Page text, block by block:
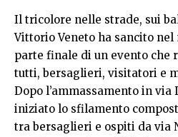
Il tricolore nelle strade, sui
Vittorio Veneto ha sancito
parte finale di un evento che
tutti, bersaglieri, visitatori e
Dopo l’ammassamento in via
iniziato lo sfilamento
tra bersaglieri e ospiti da via